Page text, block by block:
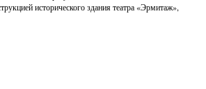
исторического здания театра «Эрмитаж»,